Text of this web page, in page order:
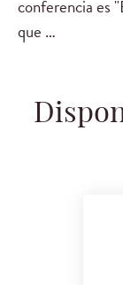
conferencia es
que …